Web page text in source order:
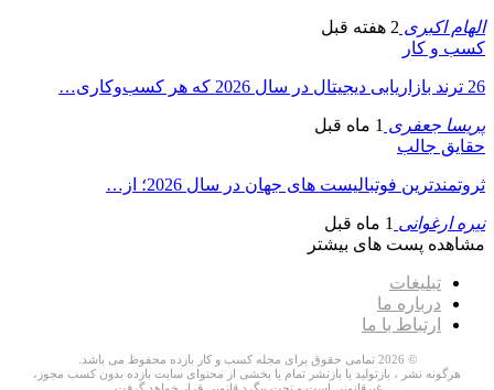
الهام اکبری 2 هفته قبل
کسب و کار
26 ترند بازاریابی دیجیتال در سال 2026 که هر کسب‌وکاری…
پریسا جعفری 1 ماه قبل
حقایق جالب
ثروتمندترین فوتبالیست های جهان در سال 2026؛ از…
نیره ارغوانی 1 ماه قبل
مشاهده پست های بیشتر
تبلیغات
درباره ما
ارتباط با ما
© 2026 تمامی حقوق برای مجله کسب و کار بازده محفوظ می باشد.
هرگونه نشر ، بازتولید یا بازنشر تمام یا بخشی از محتوای سایت بازده بدون کسب مجوز،